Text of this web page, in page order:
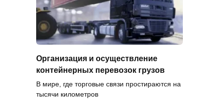
Организация и осуществление
контейнерных перевозок грузов
В мире, где торговые связи простираются на
тысячи километров